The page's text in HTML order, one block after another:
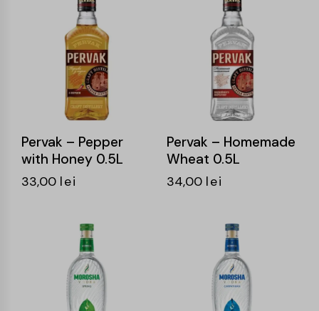
Pervak – Pepper
with Honey 0.5L
33,00 lei
Pervak – Homemade
Wheat 0.5L
34,00 lei